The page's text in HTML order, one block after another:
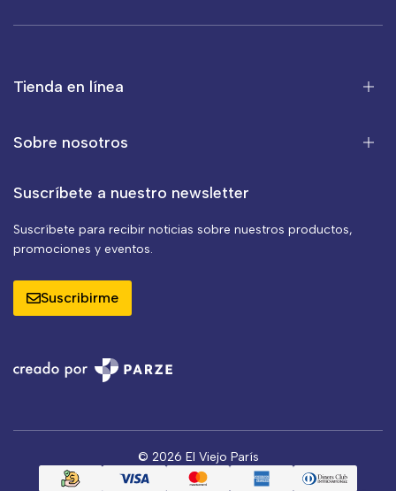
Tienda en línea
Sobre nosotros
Suscríbete a nuestro newsletter
Suscríbete para recibir noticias sobre nuestros productos,
promociones y eventos.
Suscribirme
© 2026 El Viejo París